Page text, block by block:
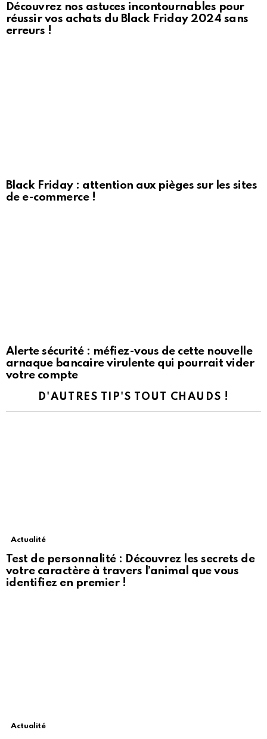
Découvrez nos astuces incontournables pour
réussir vos achats du Black Friday 2024 sans
erreurs !
Black Friday : attention aux pièges sur les sites
de e-commerce !
Alerte sécurité : méfiez-vous de cette nouvelle
arnaque bancaire virulente qui pourrait vider
votre compte
D'AUTRES TIP'S TOUT CHAUDS !
Actualité
Test de personnalité : Découvrez les secrets de
votre caractère à travers l’animal que vous
identifiez en premier !
Actualité